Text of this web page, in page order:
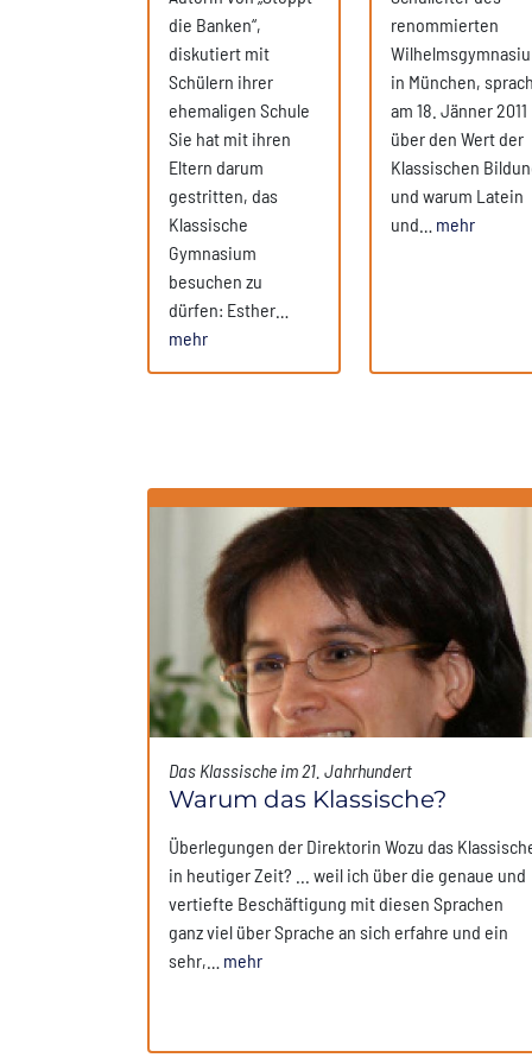
die Banken“,
diskutiert mit
Schülern ihrer
ehemaligen Schule
Sie hat mit ihren
Eltern darum
gestritten, das
Klassische
Gymnasium
besuchen zu
dürfen: Esther…
mehr
renommierten
in München,
am 18. Jänner 2011
über den Wert der
Klassischen
und warum Latein
und… mehr
Das Klassische im 21. Jahrhundert
Warum das Klassische?
Überlegungen der Direktorin Wozu das
in heutiger Zeit? ... weil ich über die genaue und
vertiefte Beschäftigung mit diesen Sprachen
ganz viel über Sprache an sich erfahre und ein
sehr,… mehr